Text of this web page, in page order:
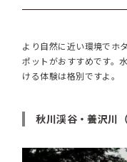
より自然に近い環境でホ
ポットがおすすめです。
ける体験は格別ですよ。
秋川渓谷・養沢川